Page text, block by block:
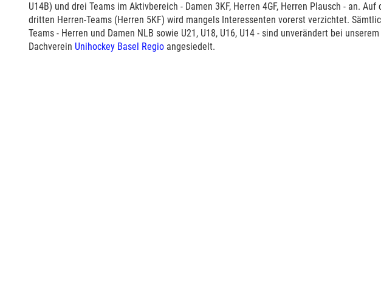
U14B) und drei Teams im Aktivbereich - Damen 3KF, Herren 4GF, Herren Plausch - an.
dritten Herren-Teams (Herren 5KF) wird mangels Interessenten vorerst verzichtet.
Teams - Herren und Damen NLB sowie U21, U18, U16, U14 - sind unverändert bei unserem
Dachverein Unihockey Basel Regioangesiedelt.